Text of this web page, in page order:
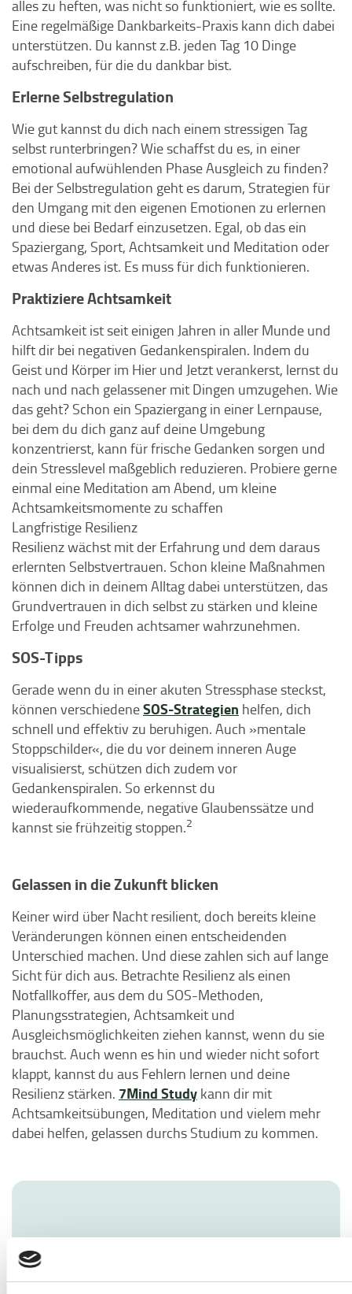
alles zu heften, was nicht so funktioniert, wie es sollte.
Eine regelmäßige Dankbarkeits-Praxis kann dich dabei
unterstützen. Du kannst z.B. jeden Tag 10 Dinge
aufschreiben, für die du dankbar bist.
Erlerne Selbstregulation
Wie gut kannst du dich nach einem stressigen Tag
selbst runterbringen? Wie schaffst du es, in einer
emotional aufwühlenden Phase Ausgleich zu finden?
Bei der Selbstregulation geht es darum, Strategien für
den Umgang mit den eigenen Emotionen zu erlernen
und diese bei Bedarf einzusetzen. Egal, ob das ein
Spaziergang, Sport, Achtsamkeit und Meditation oder
etwas Anderes ist. Es muss für dich funktionieren.
Praktiziere Achtsamkeit
Achtsamkeit ist seit einigen Jahren in aller Munde und
hilft dir bei negativen Gedankenspiralen. Indem du
Geist und Körper im Hier und Jetzt verankerst, lernst du
nach und nach gelassener mit Dingen umzugehen. Wie
das geht? Schon ein Spaziergang in einer Lernpause,
bei dem du dich ganz auf deine Umgebung
konzentrierst, kann für frische Gedanken sorgen und
dein Stresslevel maßgeblich reduzieren. Probiere gerne
einmal eine Meditation am Abend, um kleine
Achtsamkeitsmomente zu schaffen
Langfristige Resilienz
Resilienz wächst mit der Erfahrung und dem daraus
erlernten Selbstvertrauen. Schon kleine Maßnahmen
können dich in deinem Alltag dabei unterstützen, das
Grundvertrauen in dich selbst zu stärken und kleine
Erfolge und Freuden achtsamer wahrzunehmen.
SOS-Tipps
Gerade wenn du in einer akuten Stressphase steckst,
können verschiedeneSOS-Strategien helfen, dich
schnell und effektiv zu beruhigen. Auch »mentale
Stoppschilder«, die du vor deinem inneren Auge
visualisierst, schützen dich zudem vor
Gedankenspiralen. So erkennst du
wiederaufkommende, negative Glaubenssätze und
kannst sie frühzeitig stoppen.2
Gelassen in die Zukunft blicken
Keiner wird über Nacht resilient, doch bereits kleine
Veränderungen können einen entscheidenden
Unterschied machen. Und diese zahlen sich auf lange
Sicht für dich aus. Betrachte Resilienz als einen
Notfallkoffer, aus dem du SOS-Methoden,
Planungsstrategien, Achtsamkeit und
Ausgleichsmöglichkeiten ziehen kannst, wenn du sie
brauchst. Auch wenn es hin und wieder nicht sofort
klappt, kannst du aus Fehlern lernen und deine
Resilienz stärken. 7Mind Study kann dir mit
Achtsamkeitsübungen, Meditation und vielem mehr
dabei helfen, gelassen durchs Studium zu kommen.